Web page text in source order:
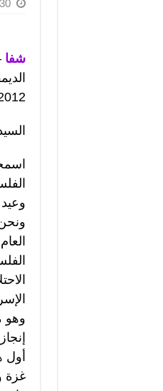
30 ديسمبر، 2012
شفا
30/12/
وهو
أول
غزة